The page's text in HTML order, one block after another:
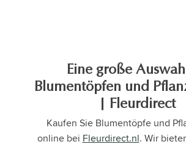
Eine große
Blumentöpfen und
| Fleurdirect
Kaufen Sie Blumentöpfe und
online bei Fleurdirect.nl. Wir